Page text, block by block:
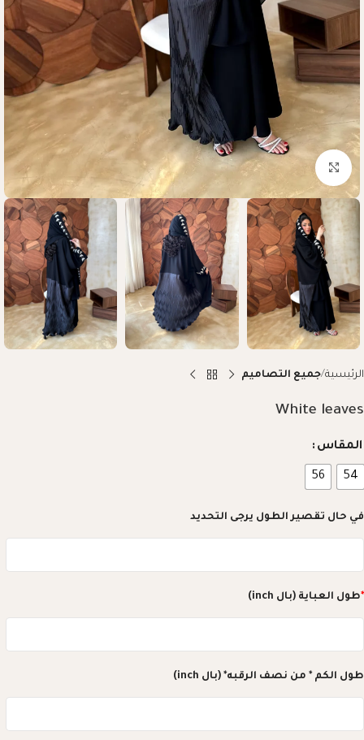
Click to enlarge
الرئيسية جميع التصاميم
White leaves
المقاس
54
56
في حال تقصير الطول يرجى التحديد
*طول العباية (بال inch)
طول الكم * من نصف الرقبه* (بال inch)